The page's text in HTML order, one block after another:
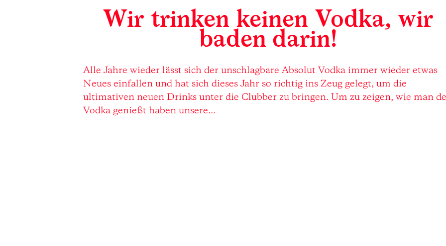
Wir trinken keinen Vodka, wir
baden darin!
Alle Jahre wieder lässt sich der unschlagbare Absolut Vodka immer wieder etwas
Neues einfallen und hat sich dieses Jahr so richtig ins Zeug gelegt, um die
ultimativen neuen Drinks unter die Clubber zu bringen. Um zu zeigen, wie man
Vodka genießt haben unsere...